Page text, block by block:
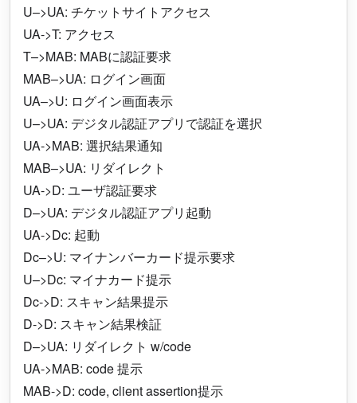
U–>UA: チケットサイトアクセス
UA->T: アクセス
T–>MAB: MABに認証要求
MAB–>UA: ログイン画面
UA–>U: ログイン画面表示
U–>UA: デジタル認証アプリで認証を選択
UA->MAB: 選択結果通知
MAB–>UA: リダイレクト
UA->D: ユーザ認証要求
D–>UA: デジタル認証アプリ起動
UA->Dc: 起動
Dc–>U: マイナンバーカード提示要求
U–>Dc: マイナカード提示
Dc->D: スキャン結果提示
D->D: スキャン結果検証
D–>UA: リダイレクト w/code
UA->MAB: code 提示
MAB->D: code, client assertion提示